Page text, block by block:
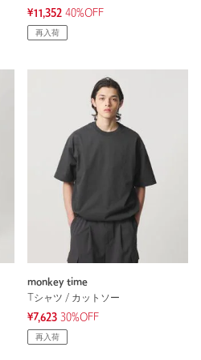
¥11,352 40%OFF
再入荷
monkey time
Tシャツ / カットソー
¥7,623 30%OFF
再入荷